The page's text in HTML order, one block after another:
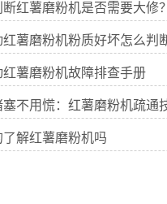
红薯磨粉机是否需要大修？
薯磨粉机粉质好坏怎么判
红薯磨粉机故障排查手册
塞不用慌：红薯磨粉机疏通
了解红薯磨粉机吗